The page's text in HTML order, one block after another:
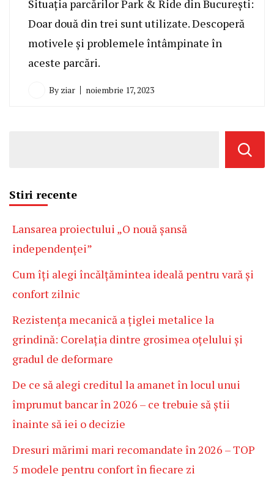
Situația parcărilor Park & Ride din București:
Doar două din trei sunt utilizate. Descoperă
motivele și problemele întâmpinate în
aceste parcări.
By ziar noiembrie 17, 2023
Stiri recente
Lansarea proiectului „O nouă șansă
independenței”
Cum îți alegi încălțămintea ideală pentru vară și
confort zilnic
Rezistența mecanică a țiglei metalice la
grindină: Corelația dintre grosimea oțelului și
gradul de deformare
De ce să alegi creditul la amanet în locul unui
împrumut bancar în 2026 – ce trebuie să știi
înainte să iei o decizie
Dresuri mărimi mari recomandate în 2026 – TOP
5 modele pentru confort în fiecare zi